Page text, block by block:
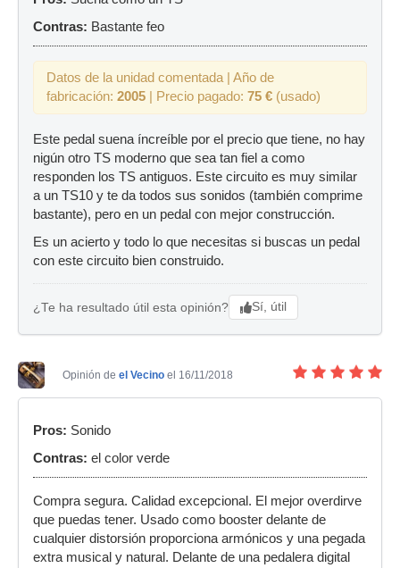
Contras: Bastante feo
Datos de la unidad comentada | Año de
fabricación: 2005 | Precio pagado: 75 € (usado)
Este pedal suena íncreíble por el precio que tiene, no hay
nigún otro TS moderno que sea tan fiel a como
responden los TS antiguos. Este circuito es muy similar
a un TS10 y te da todos sus sonidos (también comprime
bastante), pero en un pedal con mejor construcción.
Es un acierto y todo lo que necesitas si buscas un pedal
con este circuito bien construido.
¿Te ha resultado útil esta opinión? Sí, útil
Opinión de el Vecino el 16/11/2018
Pros: Sonido
Contras: el color verde
Compra segura. Calidad excepcional. El mejor overdirve
que puedas tener. Usado como booster delante de
cualquier distorsión proporciona armónicos y una pegada
extra musical y natural. Delante de una pedalera digital